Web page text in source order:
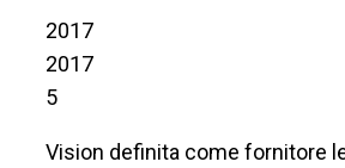
2017
2017
5
Vision definita come fornitore